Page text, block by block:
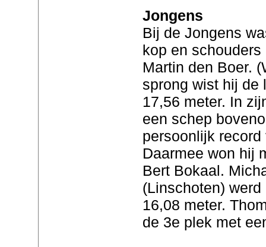
Jongens
Bij de Jongens
kop en
Martin den Boer.
sprong wist hij de
17,56 meter. In
een schep
persoonlijk
Daarmee won hij
Bert Bokaal.
(Linschoten)
16,08 meter.
de 3e plek met